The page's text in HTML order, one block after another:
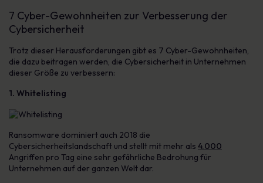
7 Cyber-Gewohnheiten zur Verbesserung der
Cybersicherheit
Trotz dieser Herausforderungen gibt es 7 Cyber-Gewohnheiten,
die dazu beitragen werden, die Cybersicherheit in Unternehmen
dieser Größe zu verbessern:
1. Whitelisting
Ransomware dominiert auch 2018 die
Cybersicherheitslandschaft und stellt mit mehr als 4.000
Angriffen pro Tag eine sehr gefährliche Bedrohung für
Unternehmen auf der ganzen Welt dar.